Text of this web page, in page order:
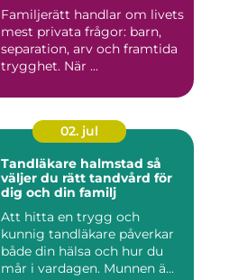
Familjerätt handlar om livets
mest privata frågor: barn,
separation, arv och framtida
trygghet. När ...
02. jul
Tandläkare halmstad så
väljer du rätt tandvård för
dig och din familj
Att hitta en trygg och
kunnig tandläkare påverkar
både din hälsa och hur du
mår i vardagen. Munnen ä...